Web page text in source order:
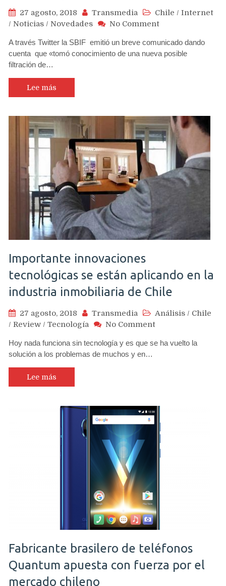
27 agosto, 2018 Transmedia Chile / Internet
/ Noticias / Novedades No Commenton
datos
de
Bancos
Chile,
BCI,
Falabella
Santander
A través Twitter la SBIF emitió un breve comunicado dando
cuenta que «tomó conocimiento de una nueva posible
filtración de…
Lee más
Importante innovaciones
tecnológicas se están aplicando en la
industria inmobiliaria de Chile
27 agosto, 2018 Transmedia Análisis / Chile
/ Review / Tecnología No Commenton
innovaciones
la
inmobiliaria
Chile
Hoy nada funciona sin tecnología y es que se ha vuelto la
solución a los problemas de muchos y en…
Lee más
Fabricante brasilero de teléfonos
Quantum apuesta con fuerza por el
mercado chileno